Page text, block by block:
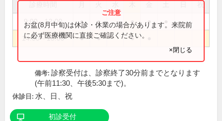
祝
9:00～12:00 ● ● ● ●
14:00～18:00 ● ● ●
お盆(8月中旬)は休診・休業の場合があります。来院前
に必ず医療機関に直接ご確認ください。
×閉じる
備考: 診察受付は、診察終了30分前までとなります
(午前11:30、午後5:30まで)。
休診日: 水、日、祝
初診受付